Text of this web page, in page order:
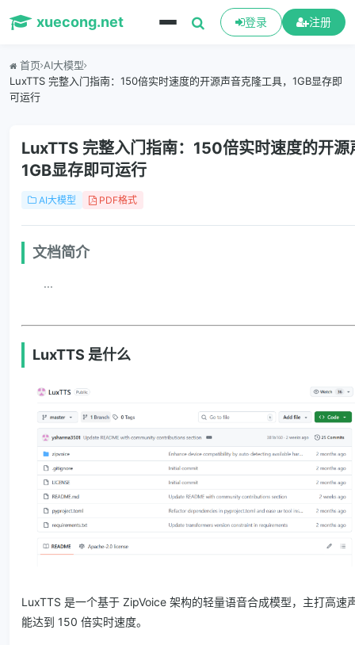
xuecong.net 登录 注册
首页 AI大模型
LuxTTS 完整入门指南：150倍实时速度的开源声音克隆工具，1GB显存即
可运行
LuxTTS 完整入门指南：150倍实时速度的开源
1GB显存即可运行
AI大模型 PDF格式
文档简介
...
LuxTTS 是什么
LuxTTS 是一个基于 ZipVoice 架构的轻量语音合成模型，主打高速
能达到 150 倍实时速度。